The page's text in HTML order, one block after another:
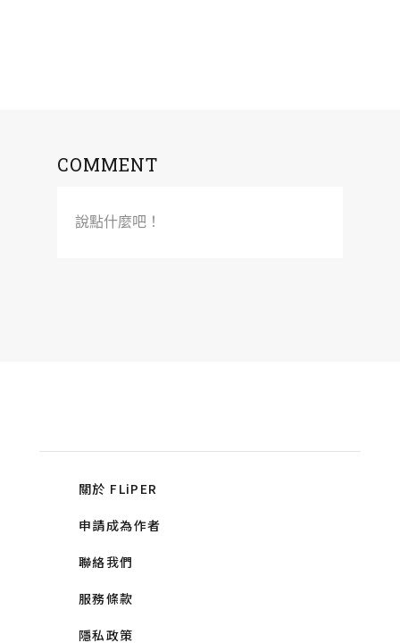
COMMENT
說點什麼吧！
關於 FLiPER
申請成為作者
聯絡我們
服務條款
隱私政策